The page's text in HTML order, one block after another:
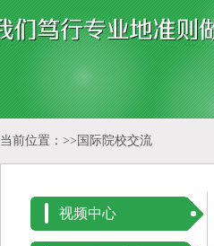
当前位置：>> 国际院校交流
视频中心